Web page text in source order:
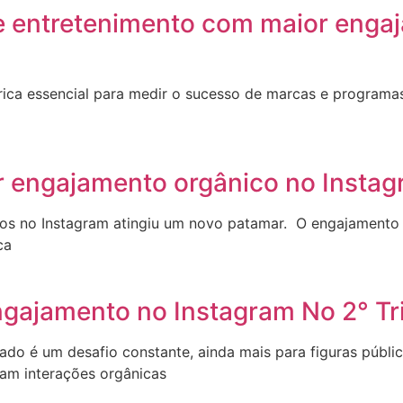
entretenimento com maior
essencial para medir o sucesso de marcas e
orgânico no
no Instagram atingiu um novo patamar. O
no Instagram No 2°
é um desafio constante, ainda mais para figuras
interações orgânicas